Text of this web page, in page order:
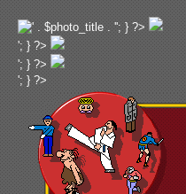
'; } ?>
'; } ?>
'; } ?>
'; } ?>